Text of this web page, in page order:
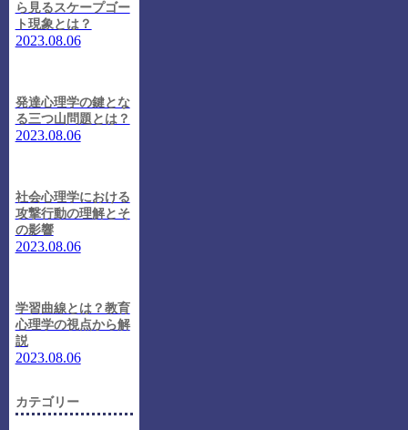
ら見るスケープゴー
ト現象とは？
2023.08.06
発達心理学の鍵とな
る三つ山問題とは？
2023.08.06
社会心理学における
攻撃行動の理解とそ
の影響
2023.08.06
学習曲線とは？教育
心理学の視点から解
説
2023.08.06
カテゴリー